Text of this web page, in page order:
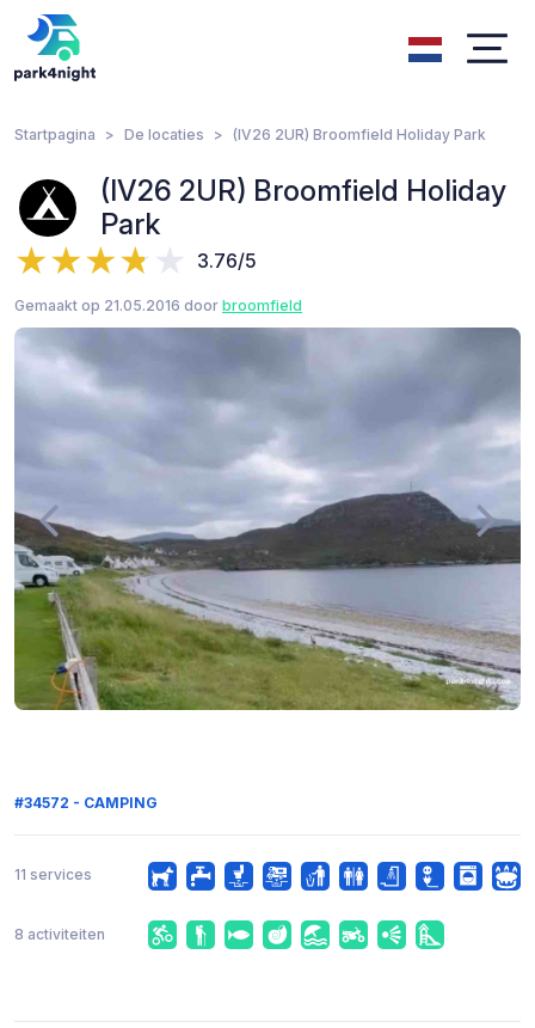
Startpagina De locaties (IV26 2UR) Broomfield Holiday Park
(IV26 2UR) Broomfield Holiday
Park
3.76/5
Gemaakt op 21.05.2016 door broomfield
#34572 - CAMPING
11 services
8 activiteiten